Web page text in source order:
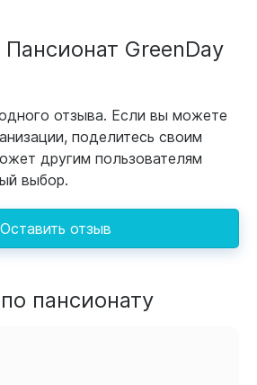
GreenDay
отзыва. Если вы можете
поделитесь своим
другим пользователям
выбор.
Оставить отзыв
пансионату